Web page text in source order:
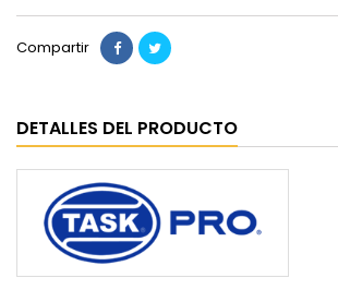
Compartir
DETALLES DEL PRODUCTO